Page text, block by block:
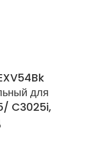
для
C3025i,